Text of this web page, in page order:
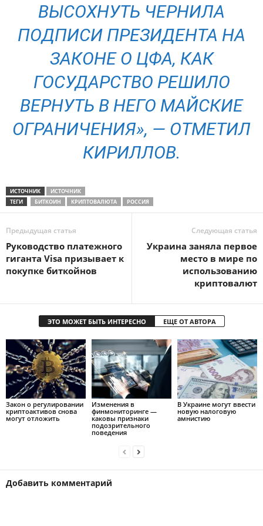
ВЫСОХНУТЬ ЧЕРНИЛА
ПОДПИСИ ПРЕЗИДЕНТА НА
ЗАКОНЕ О ЦФА, КАК
ГОСУДАРСТВО РЕШИЛО
ВЕРНУТЬ В НЕГО МАЙСКИЕ
ОГРАНИЧЕНИЯ», — ОТМЕТИЛ
КИРИЛЛОВ.
ИСТОЧНИК
ИСТОЧНИК
ТЕГИ
БИТКОИН КРИПТОВАЛЮТА РОССИЯ
Предыдущая статья
Руководство платежного
гиганта Visa призывает к
покупке биткойнов
Следующая статья
Украина заняла первое
место в мире по
использованию
криптовалют
ЭТО МОЖЕТ БЫТЬ ИНТЕРЕСНО ЕЩЕ ОТ АВТОРА
Закон о регулировании
криптоактивов снова
могут отложить
Изменения в
финмониторинге —
каковы признаки
подозрительного
поведения
В Украине могут ввести
новую налоговую
амнистию
Добавить комментарий